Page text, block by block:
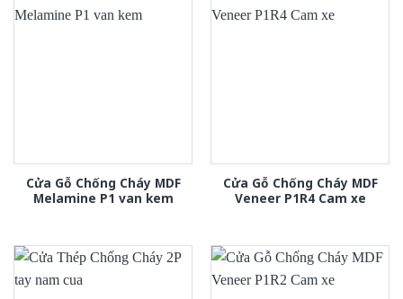
Cửa Gỗ Chống Cháy MDF
Melamine P1 van kem
Cửa Gỗ Chống Cháy MDF
Veneer P1R4 Cam xe